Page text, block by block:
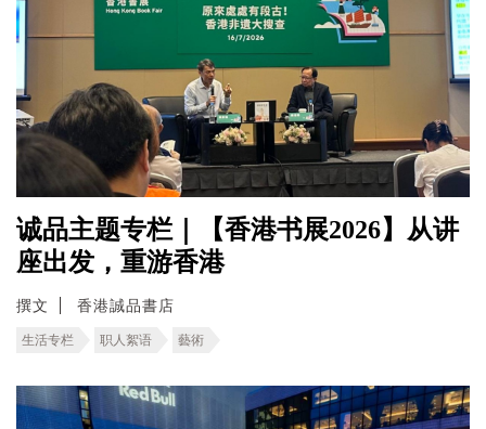
诚品主题专栏｜【香港书展2026】从讲
座出发，重游香港
撰文 香港誠品書店
生活专栏 职人絮语 藝術